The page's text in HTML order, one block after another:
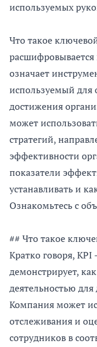
используемых
Что такое
расшифровывается
означает
используемый для
достижения
может
стратегий,
эффективности
показатели
устанавливать и
Ознакомьтесь с
## Что такое
Кратко говоря,
демонстрирует,
деятельностью
Компания может
отслеживания и
сотрудников в